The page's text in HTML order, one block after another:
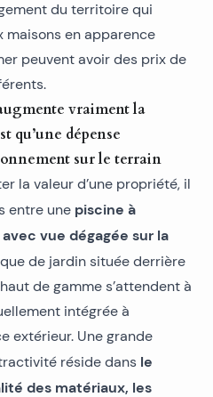
du territoire qui
en apparence
peuvent avoir des prix de
vraiment la
qu’une dépense
sur le terrain
la valeur d’une propriété, il
entre une piscine à
vue dégagée sur la
de jardin située derrière
de gamme s’attendent à
intégrée à
extérieur. Une grande
réside dans le
des matériaux, les